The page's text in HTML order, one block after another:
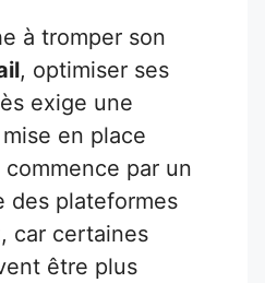
à tromper son
, optimiser ses
exige une
en place
par un
des plateformes
car certaines
être plus